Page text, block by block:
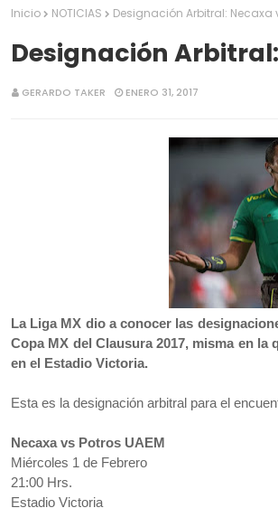
Inicio NOTICIAS Designación Arbitral: Necaxa
Designación
GERARDO TAKER ENERO 31, 2017
La Liga MX dio a conocer las
Copa MX del Clausura 2017, misma en
en el Estadio Victoria.
Esta es la designación arbitral para el
Necaxa vs Potros UAEM
Miércoles 1 de Febrero
21:00 Hrs.
Estadio Victoria